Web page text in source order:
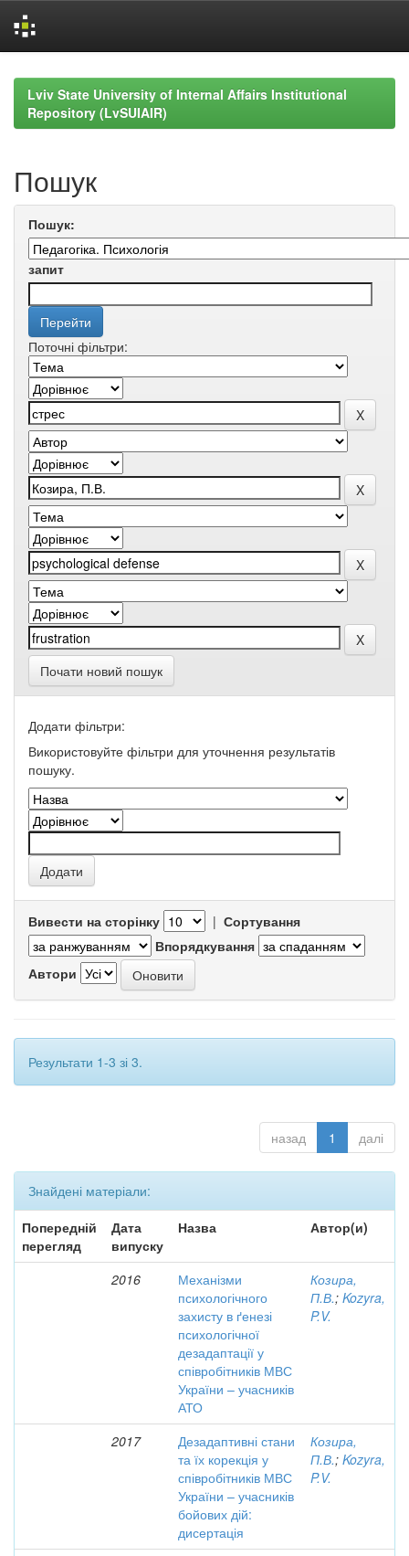
navigationLviv State University of Internal Affairs Institutional
Repository (LvSUIAIR)
Пошук
Пошук:
запит
Поточні фільтри:
Почати новий пошук
Додати фільтри:
Використовуйте фільтри для уточнення результатів
пошуку.
Вивести на сторінку | Сортування
Впорядкування
Автори
Результати 1-3 зі 3.
назад 1 далі
Знайдені матеріали:
Попередній
перегляд
Дата
випуску
Назва Автор(и)
2016
Механізми
психологічного
захисту в ґенезі
психологічної
дезадаптації у
співробітників МВС
України – учасників
АТО
Козира,
П.В.; Kozyra,
P.V.
2017
Дезадаптивні стани
та їх корекція у
співробітників МВС
України – учасників
бойових дій:
дисертація
Козира,
П.В.; Kozyra,
P.V.